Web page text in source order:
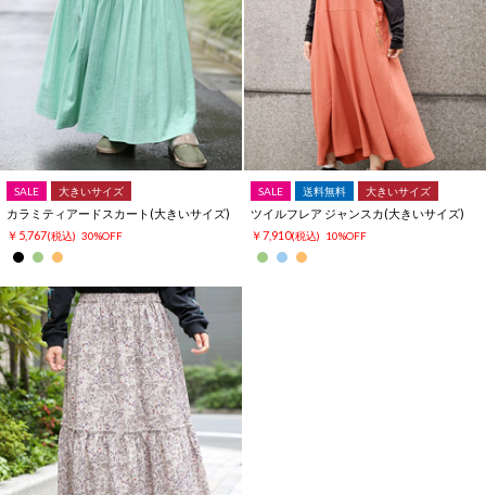
SALE 大きいサイズ
カラミティアードスカート(大きいサイズ)
￥5,767(税込) 30%OFF
SALE 送料無料 大きいサイズ
ツイルフレア ジャンスカ(大きいサイズ)
￥7,910(税込) 10%OFF